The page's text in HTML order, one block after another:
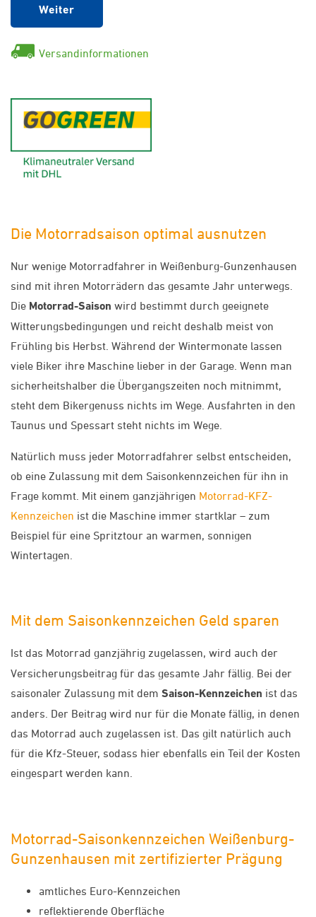
Weiter
Versandinformationen
Die Motorradsaison optimal ausnutzen
Nur wenige Motorradfahrer in Weißenburg-Gunzenhausen
sind mit ihren Motorrädern das gesamte Jahr unterwegs.
Die Motorrad-Saison wird bestimmt durch geeignete
Witterungsbedingungen und reicht deshalb meist von
Frühling bis Herbst. Während der Wintermonate lassen
viele Biker ihre Maschine lieber in der Garage. Wenn man
sicherheitshalber die Übergangszeiten noch mitnimmt,
steht dem Bikergenuss nichts im Wege. Ausfahrten in den
Taunus und Spessart steht nichts im Wege.
Natürlich muss jeder Motorradfahrer selbst entscheiden,
ob eine Zulassung mit dem Saisonkennzeichen für ihn in
Frage kommt. Mit einem ganzjährigen Motorrad-KFZ-
Kennzeichen ist die Maschine immer startklar – zum
Beispiel für eine Spritztour an warmen, sonnigen
Wintertagen.
Mit dem Saisonkennzeichen Geld sparen
Ist das Motorrad ganzjährig zugelassen, wird auch der
Versicherungsbeitrag für das gesamte Jahr fällig. Bei der
saisonaler Zulassung mit dem Saison-Kennzeichen ist das
anders. Der Beitrag wird nur für die Monate fällig, in denen
das Motorrad auch zugelassen ist. Das gilt natürlich auch
für die Kfz-Steuer, sodass hier ebenfalls ein Teil der Kosten
eingespart werden kann.
Motorrad-Saisonkennzeichen Weißenburg-
Gunzenhausen mit zertifizierter Prägung
amtliches Euro-Kennzeichen
reflektierende Oberfläche